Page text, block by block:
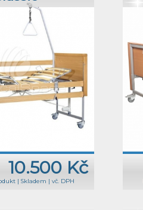
10.500 Kč
| Skladem | vč. DPH